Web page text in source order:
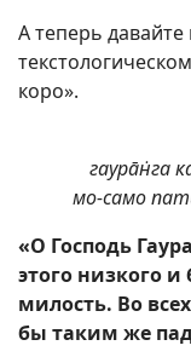
А теперь
коро».
гаурāн̇га
мо-само
«О Господь
этого низкого
милость. Во
бы таким же